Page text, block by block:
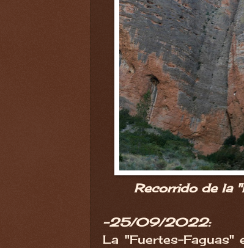
Recorrido de la
-25/09/2022:
La "Fuertes-